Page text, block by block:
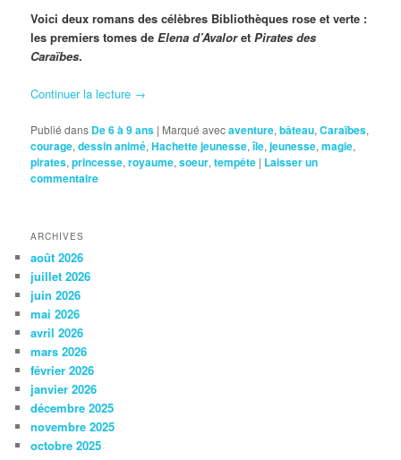
Voici deux romans des célèbres Bibliothèques rose et verte :
les premiers tomes deElena d’AvaloretPirates des
Caraïbes.
Continuer la lecture →
Publié dans De 6 à 9 ans | Marqué avecaventure,bâteau,Caraïbes,
courage,dessin animé,Hachette jeunesse,île,jeunesse,magie,
pirates,princesse,royaume,soeur,tempête | Laisser un
commentaire
ARCHIVES
août 2026
juillet 2026
juin 2026
mai 2026
avril 2026
mars 2026
février 2026
janvier 2026
décembre 2025
novembre 2025
octobre 2025